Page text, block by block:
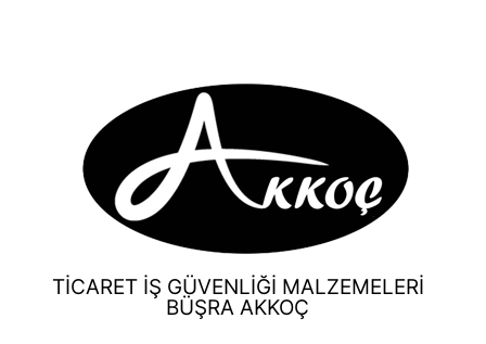
TİCARET İŞ GÜVENLİĞİ MALZEMELERİ
BÜŞRA AKKOÇ